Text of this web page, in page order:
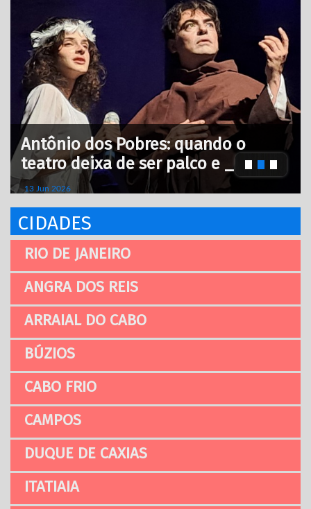
Antônio dos Pobres: quando o
teatro deixa de ser palco e _
13 Jun 2026
CIDADES
RIO DE JANEIRO
ANGRA DOS REIS
ARRAIAL DO CABO
BÚZIOS
CABO FRIO
CAMPOS
DUQUE DE CAXIAS
ITATIAIA